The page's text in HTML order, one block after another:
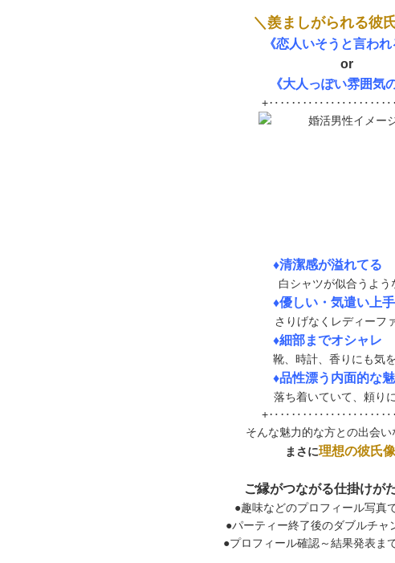
＼羨ましがられる彼
《恋人いそうと言われ
or
《大人っぽい雰囲気
♦清潔感が溢れてる
白シャツが似合うよ
♦優しい・気遣い上手
さりげなくレディーフ
♦細部までオシャレ
靴、時計、香りにも気を
♦品性漂う内面的な
落ち着いていて、頼り
そんな魅力的な方との出会
まさに理想の彼氏像
ご縁がつながる仕掛けが
●趣味などのプロフィール写真
●パーティー終了後のダブルチ
●プロフィール確認～結果発表ま